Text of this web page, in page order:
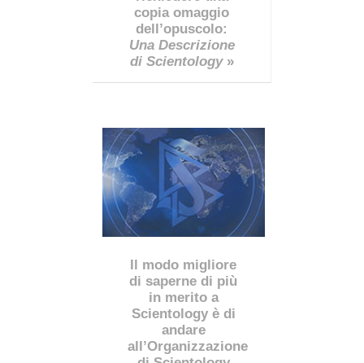
copia omaggio
dell’opuscolo:
Una Descrizione
di Scientology»
Il modo migliore
di saperne di più
in merito a
Scientology è di
andare
all’Organizzazione